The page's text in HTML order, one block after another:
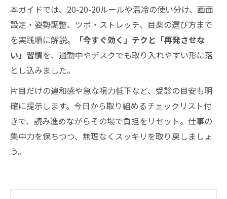
本ガイドでは、20-20-20ルールや温冷の使い分け、画面
設定・姿勢調整、ツボ・ストレッチ、目薬の選び方まで
を実践順に解説。
「今すぐ効く」テクと「再発させな
い」習慣を、通勤中やデスクでも取り入れやすい形に落
とし込みました。
片目だけの違和感や急な視力低下など、受診の目安も明
確に提示します。今日から取り組めるチェックリスト付
きで、読み進めながらその場で負担をリセット。仕事の
集中力を保ちつつ、無理なくスッキリを取り戻しましょ
う。